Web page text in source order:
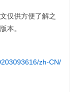
仅供方便了解之
本。
zh-CN/